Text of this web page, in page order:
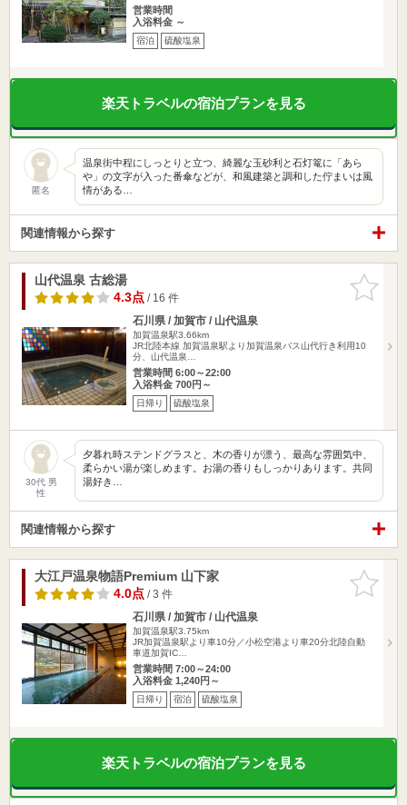
営業時間
入浴料金 ～
宿泊 硫酸塩泉
楽天トラベルの宿泊プランを見る
匿名
温泉街中程にしっとりと立つ、綺麗な玉砂利と石灯篭に「あら
や」の文字が入った番傘などが、和風建築と調和した佇まいは風
情がある…
関連情報から探す
お気に入
りに追加
山代温泉 古総湯
4.3点/ 16 件
石川県 / 加賀市 / 山代温泉
加賀温泉駅3.66km
JR北陸本線 加賀温泉駅より加賀温泉バス山代行き利用10
分、山代温泉…
営業時間 6:00～22:00
入浴料金 700円～
日帰り 硫酸塩泉
30代 男
性
夕暮れ時ステンドグラスと、木の香りが漂う、最高な雰囲気中、
柔らかい湯が楽しめます。お湯の香りもしっかりあります。共同
湯好き…
関連情報から探す
お気に入
りに追加
大江戸温泉物語Premium 山下家
4.0点/ 3 件
石川県 / 加賀市 / 山代温泉
加賀温泉駅3.75km
JR加賀温泉駅より車10分／小松空港より車20分北陸自動
車道加賀IC…
営業時間 7:00～24:00
入浴料金 1,240円～
日帰り 宿泊 硫酸塩泉
楽天トラベルの宿泊プランを見る